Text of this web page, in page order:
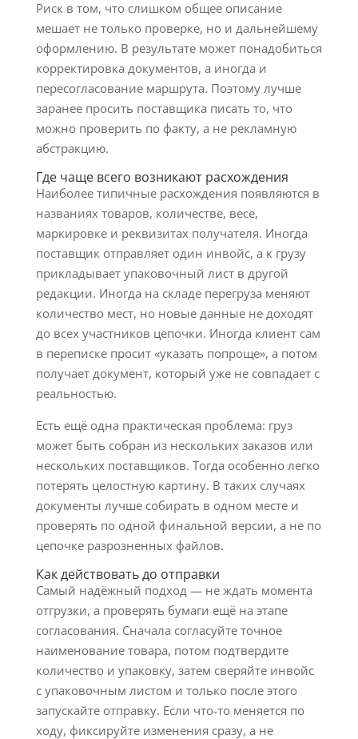
Риск в том, что слишком общее описание
мешает не только проверке, но и дальнейшему
оформлению. В результате может понадобиться
корректировка документов, а иногда и
пересогласование маршрута. Поэтому лучше
заранее просить поставщика писать то, что
можно проверить по факту, а не рекламную
абстракцию.
Где чаще всего возникают расхождения
Наиболее типичные расхождения появляются в
названиях товаров, количестве, весе,
маркировке и реквизитах получателя. Иногда
поставщик отправляет один инвойс, а к грузу
прикладывает упаковочный лист в другой
редакции. Иногда на складе перегруза меняют
количество мест, но новые данные не доходят
до всех участников цепочки. Иногда клиент сам
в переписке просит «указать попроще», а потом
получает документ, который уже не совпадает с
реальностью.
Есть ещё одна практическая проблема: груз
может быть собран из нескольких заказов или
нескольких поставщиков. Тогда особенно легко
потерять целостную картину. В таких случаях
документы лучше собирать в одном месте и
проверять по одной финальной версии, а не по
цепочке разрозненных файлов.
Как действовать до отправки
Самый надёжный подход — не ждать момента
отгрузки, а проверять бумаги ещё на этапе
согласования. Сначала согласуйте точное
наименование товара, потом подтвердите
количество и упаковку, затем сверяйте инвойс
с упаковочным листом и только после этого
запускайте отправку. Если что-то меняется по
ходу, фиксируйте изменения сразу, а не